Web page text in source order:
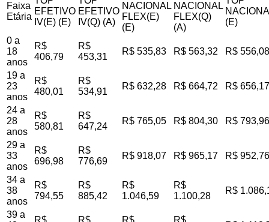
Faixa
Etária
EFETIVO
IV(E) (E)
EFETIVO
IV(Q) (A)
NACIONAL
FLEX(E)
(E)
NACIONAL
FLEX(Q)
(A)
(E)
0 a
18
anos
R$
406,79
R$
453,31
R$ 535,83 R$ 563,32 R$ 556,08
19 a
23
anos
R$
480,01
R$
534,91
R$ 632,28 R$ 664,72 R$ 656,17
24 a
28
anos
R$
580,81
R$
647,24
R$ 765,05 R$ 804,30 R$ 793,96
29 a
33
anos
R$
696,98
R$
776,69
R$ 918,07 R$ 965,17 R$ 952,76
34 a
38
anos
R$
794,55
R$
885,42
R$
1.046,59
R$
1.100,28
R$
39 a